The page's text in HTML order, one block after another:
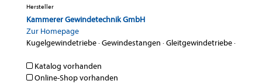
Hersteller
Kammerer Gewindetechnik GmbH
Zur Homepage
Kugelgewindetriebe·Gewindestangen ·Gleitgewindetriebe·
Katalog vorhanden
Online-Shop vorhanden